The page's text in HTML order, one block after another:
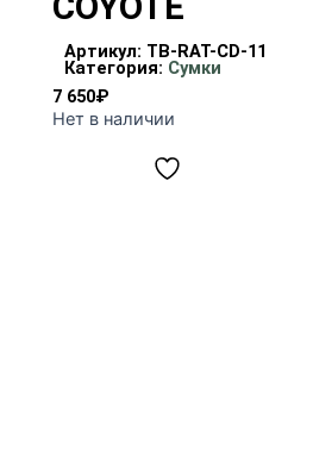
Артикул: TB-RAT-CD-11
Категория: Сумки
7 650₽
Нет в наличии